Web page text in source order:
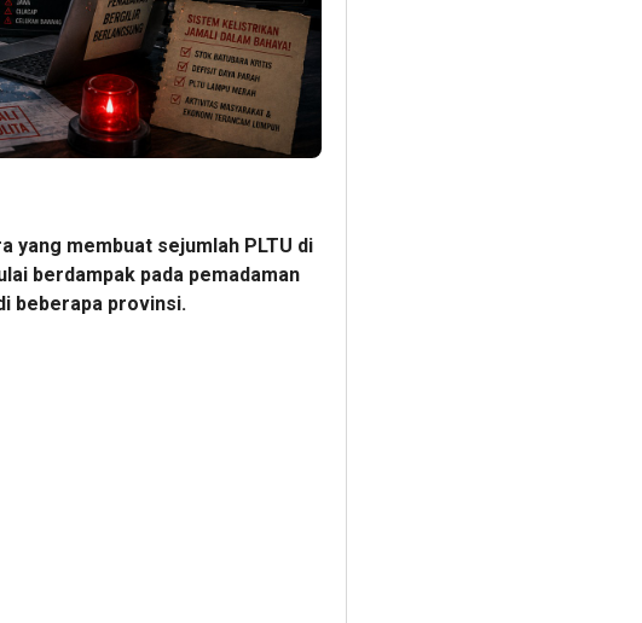
yang membuat sejumlah PLTU di
berdampak pada pemadaman
beberapa provinsi.